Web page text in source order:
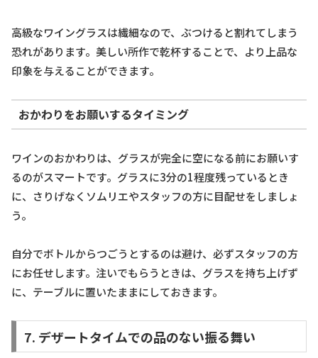
高級なワイングラスは繊細なので、ぶつけると割れてしまう
恐れがあります。美しい所作で乾杯することで、より上品な
印象を与えることができます。
おかわりをお願いするタイミング
ワインのおかわりは、グラスが完全に空になる前にお願いす
るのがスマートです。グラスに3分の1程度残っているとき
に、さりげなくソムリエやスタッフの方に目配せをしましょ
う。
自分でボトルからつごうとするのは避け、必ずスタッフの方
にお任せします。注いでもらうときは、グラスを持ち上げず
に、テーブルに置いたままにしておきます。
7. デザートタイムでの品のない振る舞い